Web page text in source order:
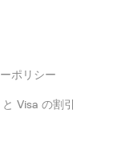
ポリシー
Visa の割引